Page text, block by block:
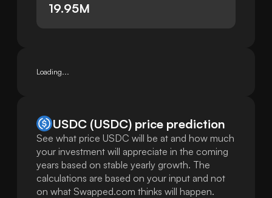
19.95M
Loading...
USDC (USDC) price prediction
See what price USDC will be at and how much
your investment will appreciate in the coming
years based on stable yearly growth. The
calculations are based on your input and not
on what Swapped.com thinks will happen.